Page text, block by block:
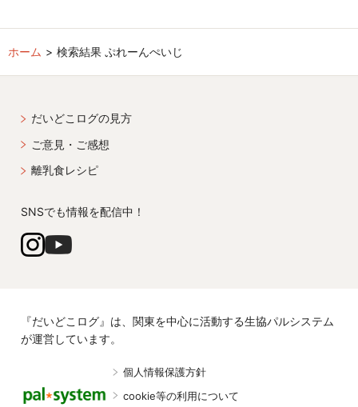
ホーム 検索結果 ぷれーんぺいじ
だいどこログの見方
ご意見・ご感想
離乳食レシピ
SNSでも情報を配信中！
『だいどこログ』は、関東を中心に活動する生協パルシステム
が運営しています。
個人情報保護方針
cookie等の利用について